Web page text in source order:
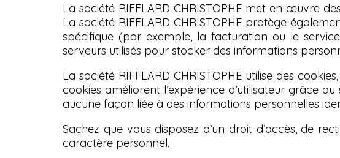
La société RIFFLARD CHRISTOPHE met en œuvre
La société RIFFLARD CHRISTOPHE protège
spécifique (par exemple, la facturation ou le
serveurs utilisés pour stocker des informations
La société RIFFLARD CHRISTOPHE utilise des
cookies améliorent l’expérience d’utilisateur grâce
aucune façon liée à des informations personnelles
Sachez que vous disposez d’un droit d’accès, de
caractère personnel.